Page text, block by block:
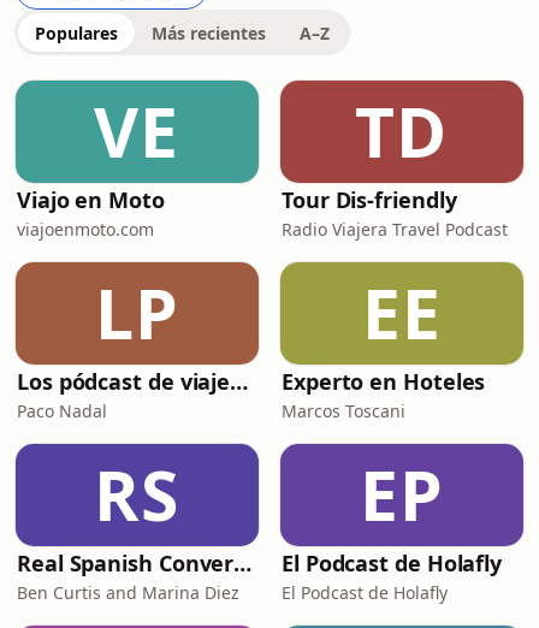
Populares Más recientes A–Z
VE
Viajo en Moto
viajoenmoto.com
TD
Tour Dis-friendly
Radio Viajera Travel Podcast
LP
Los pódcast de viajes de Paco Nadal
Paco Nadal
EE
Experto en Hoteles
Marcos Toscani
RS
Real Spanish Conversations, by Notes in Spanish
Ben Curtis and Marina Diez
EP
El Podcast de Holafly
El Podcast de Holafly